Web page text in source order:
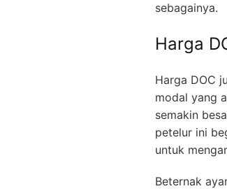
sebagainya.
Harga
Harga DOC
modal yang
semakin
petelur ini
untuk
Beternak